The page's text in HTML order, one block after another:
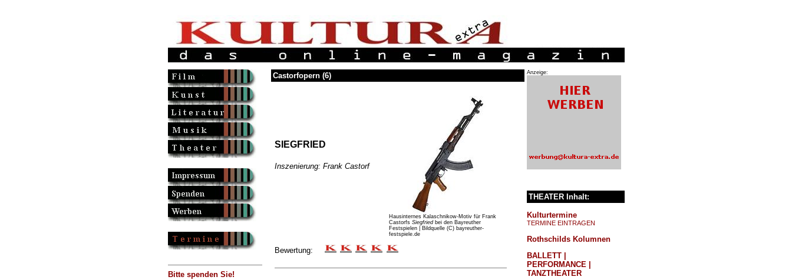
Bitte spenden Sie!
Castorfopern (6)
SIEGFRIED
Inszenierung: Frank Castorf
Hausinternes Kalaschnikow-Motiv für Frank
Castorfs Siegfriedbei den Bayreuther
Festspielen | Bildquelle (C) bayreuther-
festspiele.de
Bewertung:
Anzeige:
THEATER Inhalt:
Kulturtermine
TERMINE EINTRAGEN
Rothschilds Kolumnen
BALLETT |
PERFORMANCE |
TANZTHEATER